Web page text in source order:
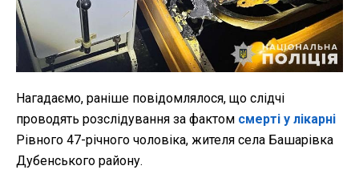
Нагадаємо, раніше повідомлялося, що слідчі
проводять розслідування за фактом смерті у лікарні
Рівного 47-річного чоловіка, жителя села Башарівка
Дубенського району.